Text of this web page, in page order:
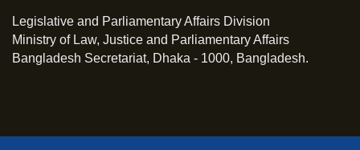
Legislative and Parliamentary Affairs Division
Ministry of Law, Justice and Parliamentary Affairs
Bangladesh Secretariat, Dhaka - 1000, Bangladesh.